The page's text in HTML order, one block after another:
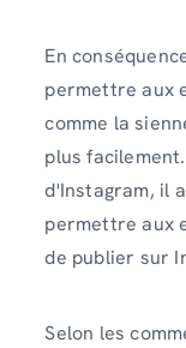
En
permettre aux
comme la
plus facilement.
d'Instagram, il
permettre aux
de publier sur
Selon les